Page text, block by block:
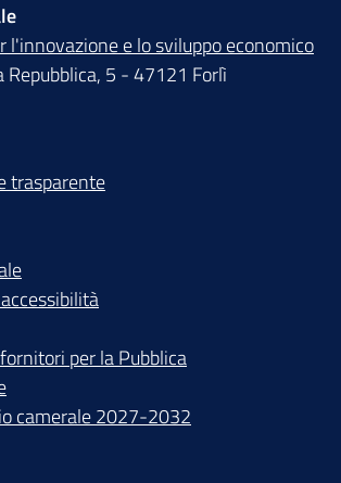
l'innovazione e lo sviluppo economico
Repubblica, 5 - 47121 Forlì
trasparente
per la Pubblica
camerale 2027-2032